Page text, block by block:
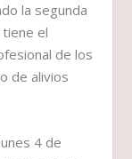
la segunda
tiene el
de los
de alivios
4 de